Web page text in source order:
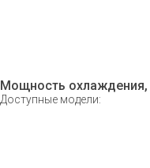
Мощность охлаждения,
Доступные модели: